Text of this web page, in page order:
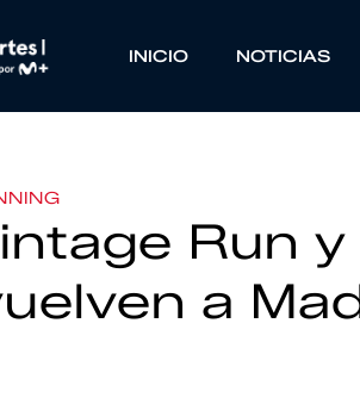
INICIO NOTICIAS
Run y
a